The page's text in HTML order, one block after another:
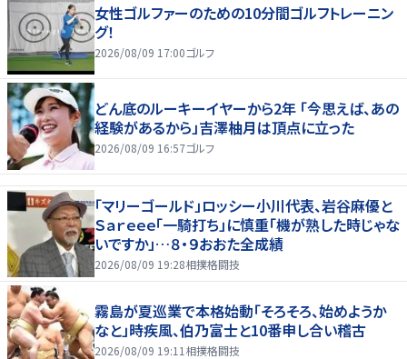
女性ゴルファーのための10分間ゴルフトレーニン
グ！
2026/08/09 17:00ゴルフ
どん底のルーキーイヤーから2年 「今思えば、あの
経験があるから」吉澤柚月は頂点に立った
2026/08/09 16:57ゴルフ
「マリーゴールド」ロッシー小川代表、岩谷麻優と
Ｓａｒｅｅｅ「一騎打ち」に慎重「機が熟した時じゃな
いですか」…８・９おおた全成績
2026/08/09 19:28相撲格闘技
霧島が夏巡業で本格始動「そろそろ、始めようか
なと」時疾風、伯乃富士と10番申し合い稽古
2026/08/09 19:11 相撲格闘技